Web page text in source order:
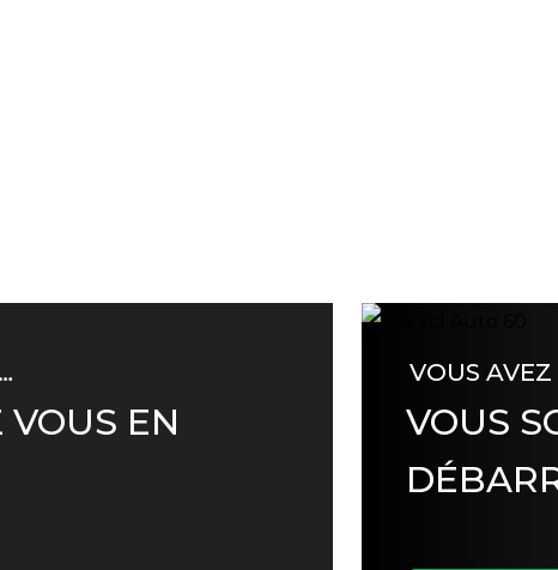
EN
VOUS
VOUS